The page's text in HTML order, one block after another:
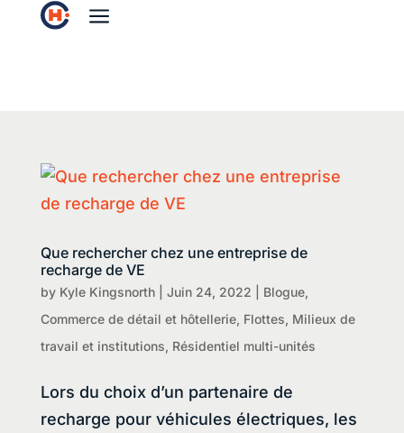
a
Que rechercher chez une entreprise de
recharge de VE
by Kyle Kingsnorth| Juin 24, 2022 Blogue,
Commerce de détail et hôtellerie, Flottes, Milieux de
travail et institutions, Résidentiel multi-unités
Lors du choix d’un partenaire de
recharge pour véhicules électriques, les